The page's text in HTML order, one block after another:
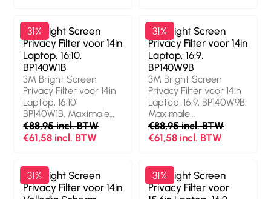
Lichttransmissie: 85
procent, Beperkt
weergavehoek (tot):
60°. Gewicht: 27 g
31%
3M Bright Screen
Privacy Filter voor 14in
Laptop, 16:10,
BP140W1B
3M Bright Screen
Privacy Filter voor 14in
Laptop, 16:10,
BP140W1B. Maximale
schermgrootte: 35,6
cm (14").
Soort: Randloze
privacyfilter voor
schermen.
€88,95 incl. BTW
€61,58 incl. BTW
31%
3M Bright Screen
Privacy Filter voor 14in
Laptop, 16:9,
BP140W9B
3M Bright Screen
Privacy Filter voor 14in
Laptop, 16:9, BP140W9B.
Maximale
schermgrootte: 35,6
cm (14").
Soort: Randloze
privacyfilter voor
schermen.
€88,95 incl. BTW
€61,58 incl. BTW
31%
3M Bright Screen
Privacy Filter voor 14in
31%
3M Bright Screen
Privacy Filter voor